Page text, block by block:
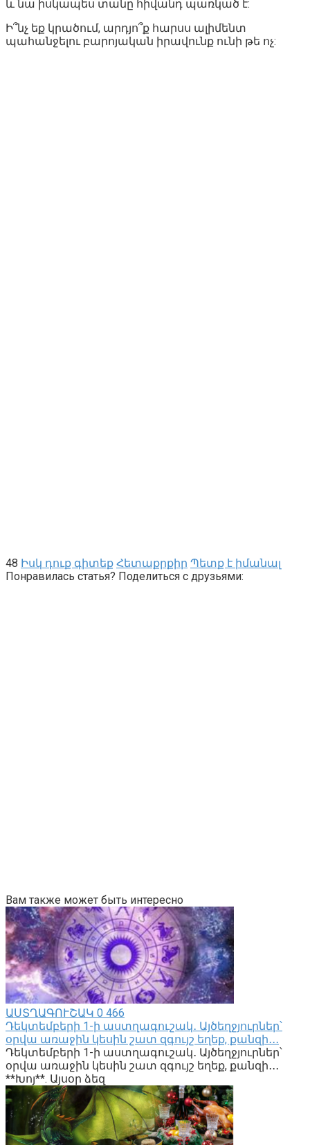
և նա իսկապես տանը հիվանդ պառկած է:
Ի՞նչ եք կրածում, արդյո՞ք հարսս ալիմենտ
պահանջելու բարոյական իրավունք ունի թե ոչ:
48 Իսկ դուք գիտեք Հետաքրքիր Պետք է իմանալ
Понравилась статья? Поделиться с друзьями:
Вам также может быть интересно
ԱՍՏՂԱԳՈՒՇԱԿ 0 466
Դեկտեմբերի 1-ի աստղագուշակ․ Այծեղջյուրներ՝
օրվա առաջին կեսին շատ զգույշ եղեք, քանզի․․․
Դեկտեմբերի 1-ի աստղագուշակ․ Այծեղջյուրներ՝
օրվա առաջին կեսին շատ զգույշ եղեք, քանզի․․․
**Խոյ**. Այսօր ձեզ